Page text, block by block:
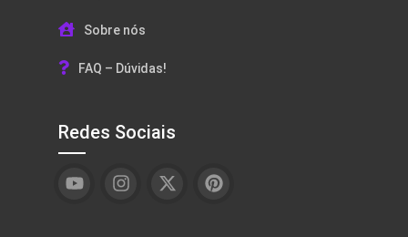
Sobre nós
FAQ – Dúvidas!
Redes Sociais